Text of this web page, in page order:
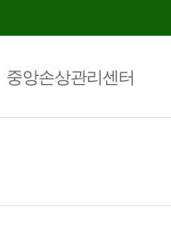
중앙손상관리센터